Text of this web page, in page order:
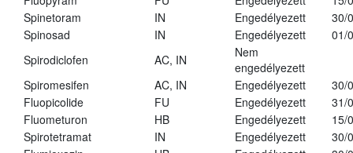
Spinetoram
IN Engedélyezett
30/
Spinosad
IN Engedélyezett
01/
Spirodiclofen
AC, IN
Nem
engedélyezett
Spiromesifen
AC, IN Engedélyezett
30/
Fluopicolide
FU Engedélyezett
31/
Fluometuron
HB Engedélyezett
15/
Spirotetramat
IN Engedélyezett
30/